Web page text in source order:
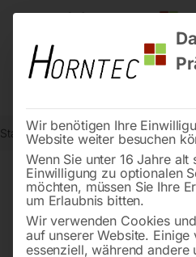
Start Steintrenntechnik Stein-
Wir benötigen Ihre
Website weiter besuchen
Wenn Sie unter 16 Jahre alt
Einwilligung zu optionalen
möchten, müssen Sie Ihre
um Erlaubnis bitten.
Wir verwenden Cookies
auf unserer Website. Einige
essenziell, während andere